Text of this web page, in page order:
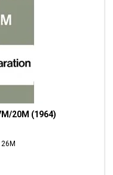
20M (1964)